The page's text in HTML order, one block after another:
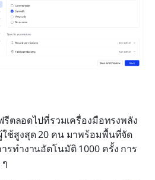
รีตลอดไปที่รวมเครื่องมือทรงพลัง
ใช้สูงสุด 20 คน มาพร้อมพื้นที่จัด
รทำงานอัตโนมัติ 1000 ครั้ง การ